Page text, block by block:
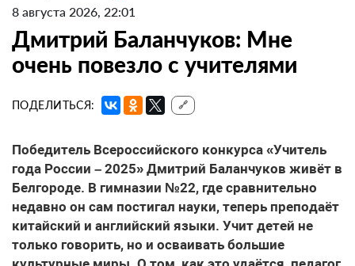
8 августа 2026, 22:01
Дмитрий Баланчуков: Мне
очень повезло с учителями
ПОДЕЛИТЬСЯ: 🔗
Победитель Всероссийского конкурса «Учитель
года России – 2025» Дмитрий Баланчуков живёт в
Белгороде. В гимназии №22, где сравнительно
недавно он сам постигал науки, теперь преподаёт
китайский и английский языки. Учит детей не
только говорить, но и осваивать большие